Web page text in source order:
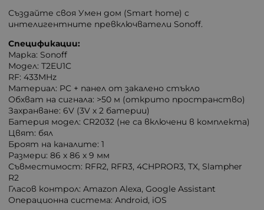
Създайте своя Умен дом (Smart home) с
интелигентните превключватели Sonoff.
Спецификации:
Марка: Sonoff
Модел: T2EU1C
RF: 433MHz
Материал: PC + панел от закалено стъкло
Обхват на сигнала: >50 м (открито пространство)
Захранване: 6V (3V х 2 батерии)
Батерия модел: CR2032 (не са включени в комплекта)
Цвят: бял
Броят на каналите: 1
Размери: 86 x 86 x 9 мм
Съвместимост: RFR2, RFR3, 4CHPROR3, TX, Slampher
R2
Гласов контрол: Amazon Alexa, Google Assistant
Операционна система: Android, iOS